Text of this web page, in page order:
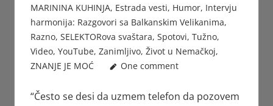
MARININA KUHINJA, Estrada vesti, Humor, Intervju
harmonija: Razgovori sa Balkanskim Velikanima,
Razno, SELEKTORova svaštara, Spotovi, Tužno,
Video, YouTube, Zanimljivo, Život u Nemačkoj,
ZNANJE JE MOĆ
One comment
“Često se desi da uzmem telefon da pozovem